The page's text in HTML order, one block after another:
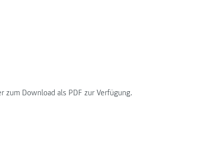
zum Download als PDF zur Verfügung.